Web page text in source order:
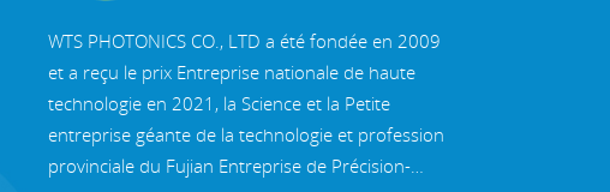
WTS PHOTONICS CO., LTD a été fondée en 2009
et a reçu le prix Entreprise nationale de haute
technologie en 2021, la Science et la Petite
entreprise géante de la technologie et profession
provinciale du Fujian Entreprise de Précision-